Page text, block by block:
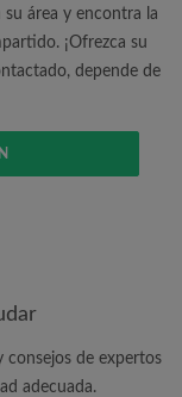
ti
y
está
área y encontra la
¡Ofrezca su
depende de
de expertos
adecuada.